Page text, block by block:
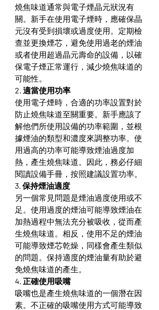
燒焦味道通常與電子煙晶元狀況有
關。新手在使用電子煙時，應確保晶
元沒有受到損壞或過度使用。定期檢
查並更換煙芯，避免使用過老的煙油
或者使用超過晶元壽命的設備，以確
保電子煙正常運行，減少燒焦味道的
可能性。
2. 適當使用功率
使用電子煙時，合適的功率設置對於
防止燒焦味道至關重要。新手應該了
解他們所使用設備的功率範圍，並根
據煙油的類型和濃度來調整功率。使
用過高的功率可能導致煙油過度加
熱，產生燒焦味道。因此，務必仔細
閱讀設備手冊，按照建議設置功率。
3. 保持煙油適度
另一個常見問題是煙油過度使用或不
足。使用過度的煙油可能導致煙油在
加熱過程中無法充分被吸收，從而產
生燒焦味道。相反，使用不足的煙油
可能導致煙芯乾燥，同樣會產生類似
的問題。保持適度的煙油量有助於避
免燒焦味道的產生。
4. 正確使用吸嘴
吸嘴也是產生燒焦味道的一個潛在因
素。不正確的吸嘴使用方式可能導致